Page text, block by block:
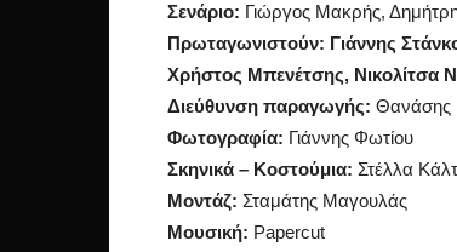
Σενάριο: Γιώργος Μακρής,
Πρωταγωνιστούν: Γιάννης
Χρήστος Μπενέτσης, Νικολίτσα
Διεύθυνση παραγωγής: Θανάσης
Φωτογραφία: Γιάννης Φωτίου
Σκηνικά – Κοστούμια: Στέλλα
Μοντάζ: Σταμάτης Μαγουλάς
Μουσική: Papercut